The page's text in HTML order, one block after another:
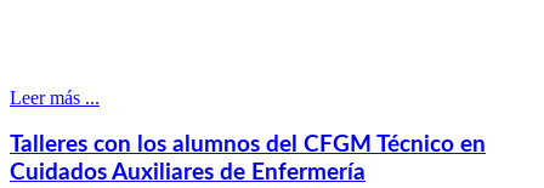
Leer más ...
Talleres con los alumnos del CFGM Técnico en
Cuidados Auxiliares de Enfermería